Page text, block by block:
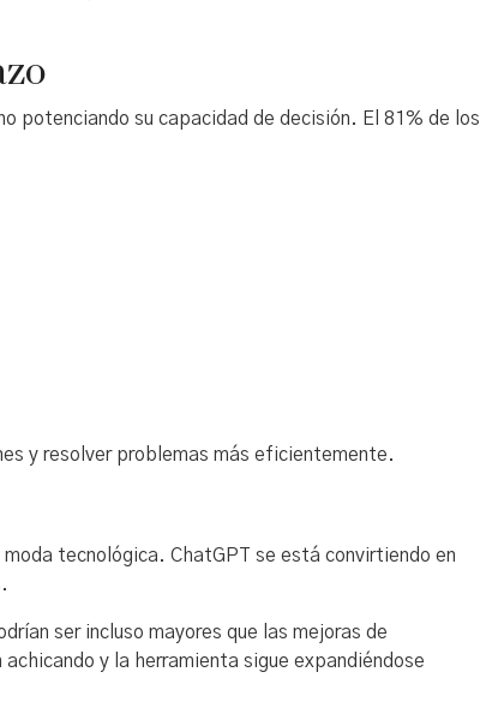
potenciando su capacidad de decisión. El 81% de los
y resolver problemas más eficientemente.
moda tecnológica. ChatGPT se está convirtiendo en
ser incluso mayores que las mejoras de
y la herramienta sigue expandiéndose